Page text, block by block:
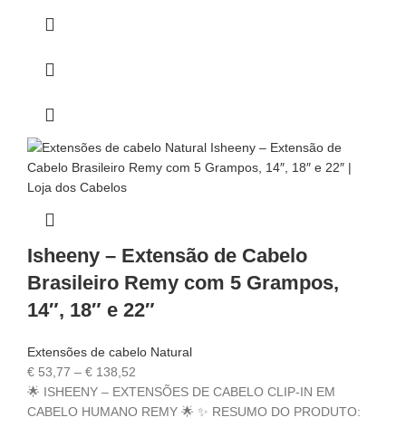
Isheeny – Extensão de Cabelo
Brasileiro Remy com 5 Grampos,
14″, 18″ e 22″
Extensões de cabelo Natural
€ 53,77 – € 138,52
🌟 ISHEENY – EXTENSÕES DE CABELO CLIP-IN EM
CABELO HUMANO REMY 🌟 ✨ RESUMO DO PRODUTO: